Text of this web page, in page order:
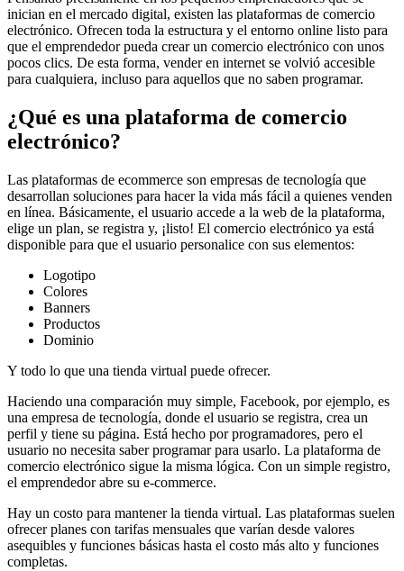
inician en el mercado digital, existen las plataformas de comercio
electrónico. Ofrecen toda la estructura y el entorno online listo para
que el emprendedor pueda crear un comercio electrónico con unos
pocos clics. De esta forma, vender en internet se volvió accesible
para cualquiera, incluso para aquellos que no saben programar.
¿Qué es una plataforma de comercio
electrónico?
Las plataformas de ecommerce son empresas de tecnología que
desarrollan soluciones para hacer la vida más fácil a quienes venden
en línea. Básicamente, el usuario accede a la web de la plataforma,
elige un plan, se registra y, ¡listo! El comercio electrónico ya está
disponible para que el usuario personalice con sus elementos:
Logotipo
Colores
Banners
Productos
Dominio
Y todo lo que una tienda virtual puede ofrecer.
Haciendo una comparación muy simple, Facebook, por ejemplo, es
una empresa de tecnología, donde el usuario se registra, crea un
perfil y tiene su página. Está hecho por programadores, pero el
usuario no necesita saber programar para usarlo. La plataforma de
comercio electrónico sigue la misma lógica. Con un simple registro,
el emprendedor abre su e-commerce.
Hay un costo para mantener la tienda virtual. Las plataformas suelen
ofrecer planes con tarifas mensuales que varían desde valores
asequibles y funciones básicas hasta el costo más alto y funciones
completas.